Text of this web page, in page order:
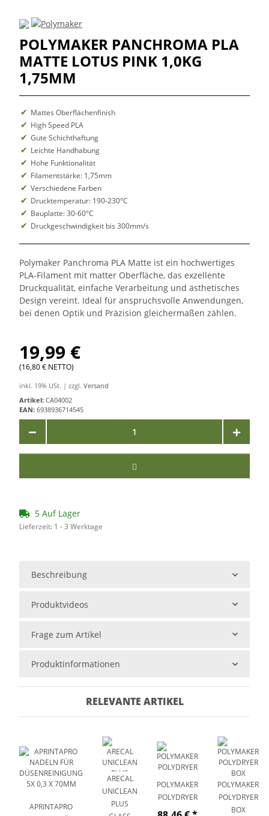
POLYMAKER PANCHROMA PLA
MATTE LOTUS PINK 1,0KG
1,75MM
Mattes Oberflächenfinish
High Speed PLA
Gute Schichthaftung
Leichte Handhabung
Hohe Funktionalität
Filamentstärke: 1,75mm
Verschiedene Farben
Drucktemperatur: 190-230°C
Bauplatte: 30-60°C
Druckgeschwindigkeit bis 300mm/s
Polymaker Panchroma PLA Matte ist ein hochwertiges
PLA-Filament mit matter Oberfläche, das exzellente
Druckqualität, einfache Verarbeitung und ästhetisches
Design vereint. Ideal für anspruchsvolle Anwendungen,
bei denen Optik und Präzision gleichermaßen zählen.
19,99 €
(16,80 € NETTO)
inkl. 19% USt. | zzgl. Versand
Artikel: CA04002
EAN: 6938936714545
5 Auf Lager
Lieferzeit: 1 - 3 Werktage
Beschreibung
Produktvideos
Frage zum Artikel
Produktinformationen
RELEVANTE ARTIKEL
APRINTAPRO
ARECAL
UNICLEAN
PLUS
POLYMAKER
POLYDRYER
POLYMAKER
POLYDRYER
BOX